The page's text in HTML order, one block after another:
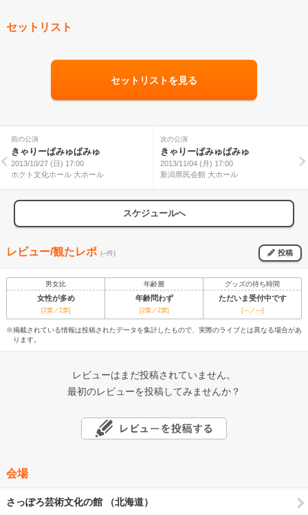
セットリスト
セットリストを見る
前の公演
きゃりーぱみゅぱみゅ
2013/10/27 (日) 17:00
ホクト文化ホール 大ホール
次の公演
きゃりーぱみゅぱみゅ
2013/11/04 (月) 17:00
新潟県民会館 大ホール
スケジュールへ
レビュー/観たレポ (--件) 投稿
男女比 年齢層 グッズの待ち時間
女性が多め 年齢問わず ただいま受付中です
[2票／2票] [2票／2票] [---／---]
※掲載されている情報は投稿されたデータを集計したもので、実際のライブとは異なる場合があ
ります。
レビューはまだ投稿されていません。
最初のレビューを投稿してみませんか？
会場
さっぽろ芸術文化の館 （北海道）